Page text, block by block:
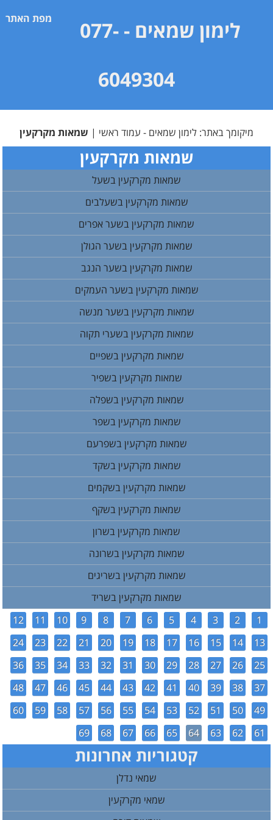
מפת האתר לימון שמאים
- 077-
6049304
מיקומך באתר: לימון שמאים - עמוד ראשי | שמאות מקרקעין
שמאות מקרקעין
שמאות מקרקעין בשעל
שמאות מקרקעין בשעלבים
שמאות מקרקעין בשער אפרים
שמאות מקרקעין בשער הגולן
שמאות מקרקעין בשער הנגב
שמאות מקרקעין בשער העמקים
שמאות מקרקעין בשער מנשה
שמאות מקרקעין בשערי תקוה
שמאות מקרקעין בשפיים
שמאות מקרקעין בשפיר
שמאות מקרקעין בשפלה
שמאות מקרקעין בשפר
שמאות מקרקעין בשפרעם
שמאות מקרקעין בשקד
שמאות מקרקעין בשקמים
שמאות מקרקעין בשקף
שמאות מקרקעין בשרון
שמאות מקרקעין בשרונה
שמאות מקרקעין בשריגים
שמאות מקרקעין בשריד
1
2
3
4
5
6
7
8
9
10
11
12
13
14
15
16
17
18
19
20
21
22
23
24
25
26
27
28
29
30
31
32
33
34
35
36
37
38
39
40
41
42
43
44
45
46
47
48
49
50
51
52
53
54
55
56
57
58
59
60
61
62
63
64
65
66
67
68
69
קטגוריות אחרונות
שמאי נדלן
שמאי מקרקעין